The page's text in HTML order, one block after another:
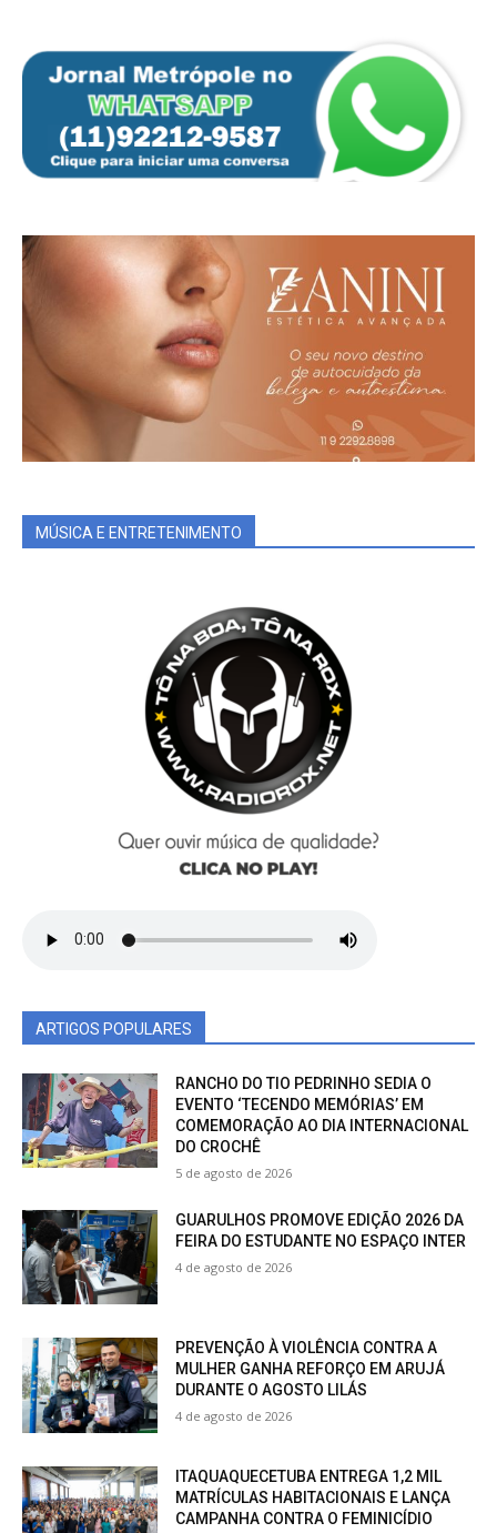
MÚSICA E ENTRETENIMENTO
ARTIGOS POPULARES
RANCHO DO TIO PEDRINHO SEDIA O
EVENTO ‘TECENDO MEMÓRIAS’ EM
COMEMORAÇÃO AO DIA INTERNACIONAL
DO CROCHÊ
5 de agosto de 2026
GUARULHOS PROMOVE EDIÇÃO 2026 DA
FEIRA DO ESTUDANTE NO ESPAÇO INTER
4 de agosto de 2026
PREVENÇÃO À VIOLÊNCIA CONTRA A
MULHER GANHA REFORÇO EM ARUJÁ
DURANTE O AGOSTO LILÁS
4 de agosto de 2026
ITAQUAQUECETUBA ENTREGA 1,2 MIL
MATRÍCULAS HABITACIONAIS E LANÇA
CAMPANHA CONTRA O FEMINICÍDIO